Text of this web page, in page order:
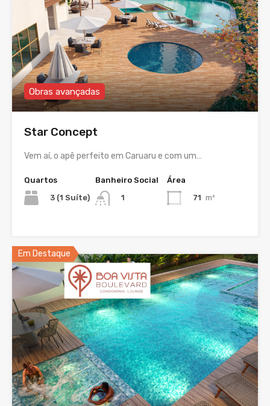
Obras avançadas
Star Concept
Vem aí, o apê perfeito em Caruaru e com um…
Quartos
3 (1 Suíte)
Banheiro Social
1
Área
71 m²
Em Destaque